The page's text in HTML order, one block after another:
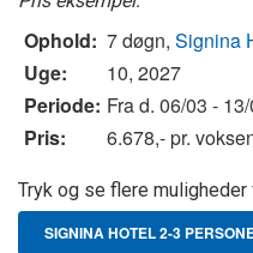
Ophold: 7 døgn, Signina
Uge:
10, 2027
Periode: Fra d. 06/03 -
Pris:
6.678,- pr.
Tryk og se flere
SIGNINA HOTEL 2-3